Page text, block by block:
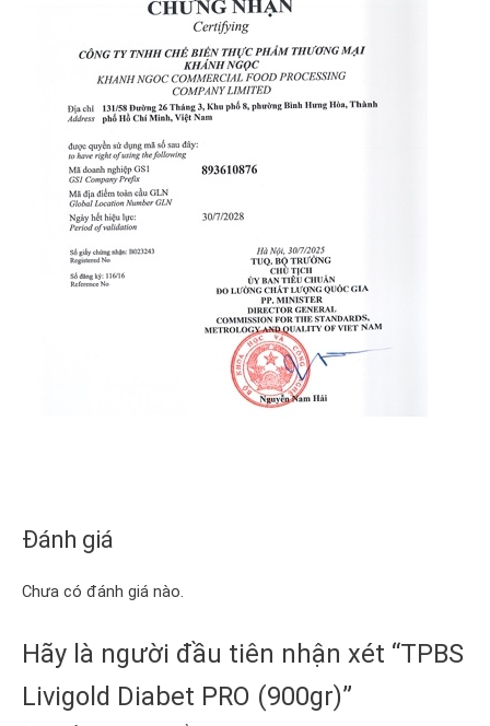
Đánh giá
Chưa có đánh giá nào.
Hãy là người đầu tiên nhận xét “TPBS
Livigold Diabet PRO (900gr)”